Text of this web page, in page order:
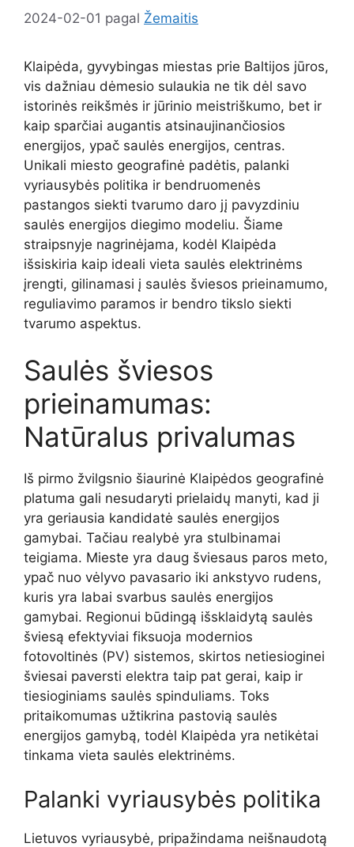
2024-02-01 pagal Žemaitis
Klaipėda, gyvybingas miestas prie Baltijos jūros,
vis dažniau dėmesio sulaukia ne tik dėl savo
istorinės reikšmės ir jūrinio meistriškumo, bet ir
kaip sparčiai augantis atsinaujinančiosios
energijos, ypač saulės energijos, centras.
Unikali miesto geografinė padėtis, palanki
vyriausybės politika ir bendruomenės
pastangos siekti tvarumo daro jį pavyzdiniu
saulės energijos diegimo modeliu. Šiame
straipsnyje nagrinėjama, kodėl Klaipėda
išsiskiria kaip ideali vieta saulės elektrinėms
įrengti, gilinamasi į saulės šviesos prieinamumo,
reguliavimo paramos ir bendro tikslo siekti
tvarumo aspektus.
Saulės šviesos
prieinamumas:
Natūralus privalumas
Iš pirmo žvilgsnio šiaurinė Klaipėdos geografinė
platuma gali nesudaryti prielaidų manyti, kad ji
yra geriausia kandidatė saulės energijos
gamybai. Tačiau realybė yra stulbinamai
teigiama. Mieste yra daug šviesaus paros meto,
ypač nuo vėlyvo pavasario iki ankstyvo rudens,
kuris yra labai svarbus saulės energijos
gamybai. Regionui būdingą išsklaidytą saulės
šviesą efektyviai fiksuoja modernios
fotovoltinės (PV) sistemos, skirtos netiesioginei
šviesai paversti elektra taip pat gerai, kaip ir
tiesioginiams saulės spinduliams. Toks
pritaikomumas užtikrina pastovią saulės
energijos gamybą, todėl Klaipėda yra netikėtai
tinkama vieta saulės elektrinėms.
Palanki vyriausybės politika
Lietuvos vyriausybė, pripažindama neišnaudotą